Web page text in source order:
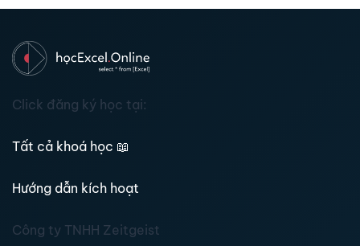
Click đăng ký học tại:
Tất cả khoá học 📖
Hướng dẫn kích hoạt
Công ty TNHH Zeitgeist